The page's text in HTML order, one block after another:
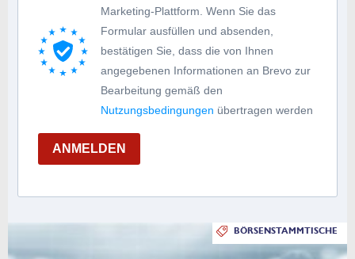
Marketing-Plattform. Wenn Sie das
Formular ausfüllen und absenden,
bestätigen Sie, dass die von Ihnen
angegebenen Informationen an Brevo zur
Bearbeitung gemäß den
Nutzungsbedingungen übertragen werden
ANMELDEN
BÖRSENSTAMMTISCHE